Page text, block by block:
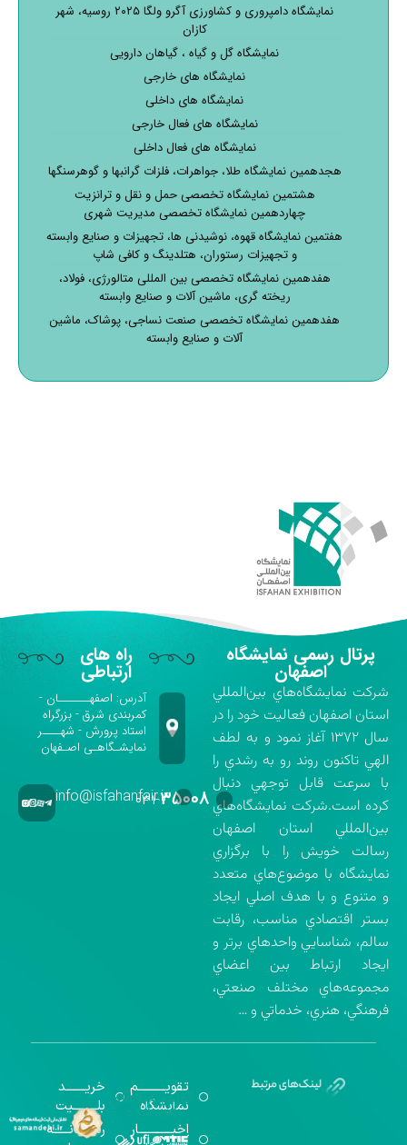
نمایشگاه دامپروری و کشاورزی آگرو ولگا ۲۰۲۵ روسیه، شهر
کازان
نمایشگاه گل و گیاه ، گیاهان دارویی
نمایشگاه های خارجی
نمایشگاه های داخلی
نمایشگاه های فعال خارجی
نمایشگاه های فعال داخلی
هجدهمین نمایشگاه طلا، جواهرات، فلزات گرانبها و گوهرسنگها
هشتمین نمایشگاه تخصصی حمل و نقل و ترانزیت
چهاردهمین نمایشگاه تخصصی مدیریت شهری
هفتمین نمایشگاه قهوه، نوشیدنی ها، تجهیزات و صنایع وابسته
و تجهیزات رستوران، هتلدینگ و کافی شاپ
هفدهمین نمایشگاه تخصصی بین المللی متالورژی، فولاد،
ریخته گری، ماشین آلات و صنایع وابسته
هفدهمین نمایشگاه تخصصی صنعت نساجی، پوشاک، ماشین
آلات و صنایع وابسته
پرتال رسمی نمایشگاه
اصفهان
شركت نمايشگاه‌هاي بين‌المللي
استان اصفهان فعاليت خود را در
سال ۱۳۷۲ آغاز نمود و به لطف
الهي تاكنون روند رو به رشدي را
با سرعت قابل توجهي دنبال
كرده است.شركت نمايشگاه‌هاي
بين‌المللي استان اصفهان
رسالت خويش را با برگزاري
نمايشگاه با موضوع‌هاي متعدد
و متنوع و با هدف اصلي ايجاد
بستر اقتصادي مناسب، رقابت
سالم، شناسايي واحدهاي برتر و
ايجاد ارتباط بين اعضاي
مجموعه‌هاي مختلف صنعتي،
فرهنگي، هنري، خدماتي و …
راه های
ارتباطی
آدرس: اصفهـــــــان -
کمربندی شرق - بزرگراه
استاد پرورش - شهــــر
نمایشـگاهـی اصـفهان
۰۳۱-۳۵۰۰۸info@isfahanfair.ir
تقویــــــــــم
نمایشگاه
اخبــــــــــــار
خریـــــــد
بلـــــــــیت
رســـــانــــــه
گواهینامه‌های
اخذ شده